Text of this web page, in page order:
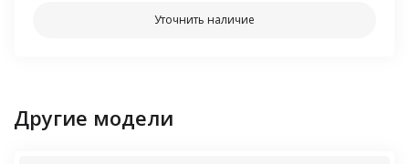
Уточнить наличие
Другие модели